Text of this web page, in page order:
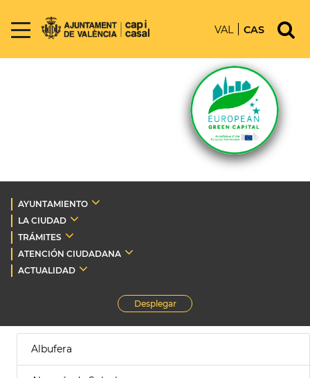
VAL CAS
AYUNTAMIENTO
LA CIUDAD
TRÁMITES
ATENCIÓN CIUDADANA
ACTUALIDAD
Desplegar
Albufera